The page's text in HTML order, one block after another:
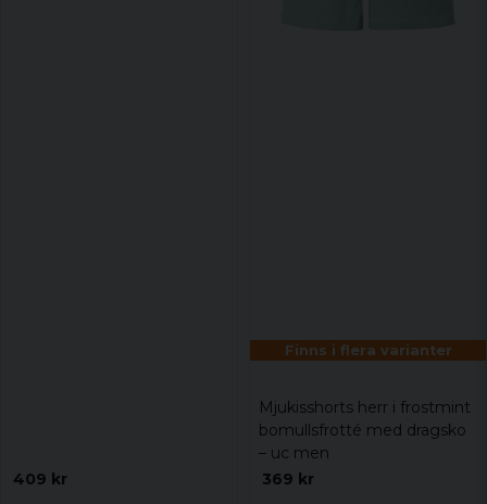
409 kr
Finns i flera varianter
Mjukisshorts herr i frostmint
bomullsfrotté med dragsko
– uc men
369 kr